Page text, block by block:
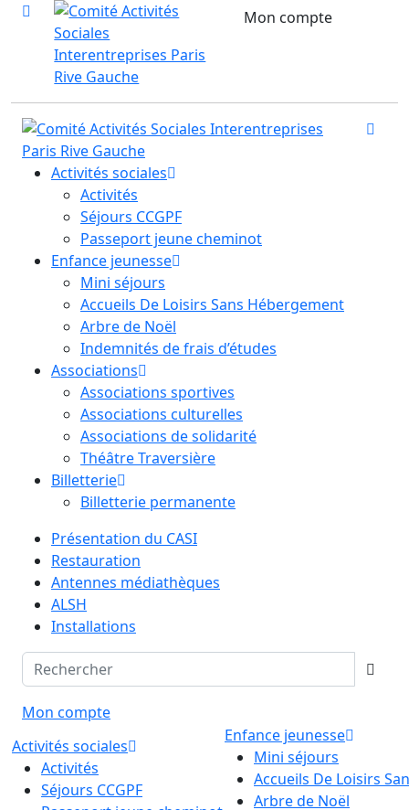
Mon compte
Activités sociales
Activités
Séjours CCGPF
Passeport jeune cheminot
Enfance jeunesse
Mini séjours
Accueils De Loisirs Sans Hébergement
Arbre de Noël
Indemnités de frais d’études
Associations
Associations sportives
Associations culturelles
Associations de solidarité
Théâtre Traversière
Billetterie
Billetterie permanente
Présentation du CASI
Restauration
Antennes médiathèques
ALSH
Installations
Mon compte
Activités sociales
Activités
Séjours CCGPF
Enfance jeunesse
Mini séjours
Accueils De Loisirs
Arbre de Noël